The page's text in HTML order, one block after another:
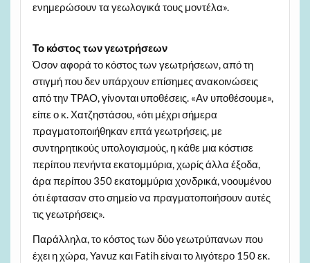
ενημερώσουν τα γεωλογικά τους μοντέλα».
Το κόστος των γεωτρήσεων
Όσον αφορά το κόστος των γεωτρήσεων, από τη
στιγμή που δεν υπάρχουν επίσημες ανακοινώσεις
από την TPAO, γίνονται υποθέσεις. «Αν υποθέσουμε»,
είπε ο κ. Χατζηστάσου, «ότι μέχρι σήμερα
πραγματοποιήθηκαν επτά γεωτρήσεις, με
συντηρητικούς υπολογισμούς, η κάθε μια κόστισε
περίπου πενήντα εκατομμύρια, χωρίς άλλα έξοδα,
άρα περίπου 350 εκατομμύρια χονδρικά, νοουμένου
ότι έφτασαν στο σημείο να πραγματοποιήσουν αυτές
τις γεωτρήσεις».
Παράλληλα, το κόστος των δύο γεωτρύπανων που
έχει η χώρα, Yavuz και Fatih είναι το λιγότερο 150 εκ.